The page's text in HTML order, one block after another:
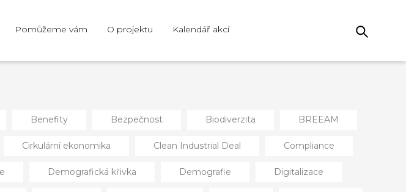
Pomůžeme vám O projektu Kalendář akcí
Benefity Bezpečnost Biodiverzita BREEAM
Cirkulární ekonomika Clean Industrial Deal Compliance
Demografická křivka Demografie Digitalizace